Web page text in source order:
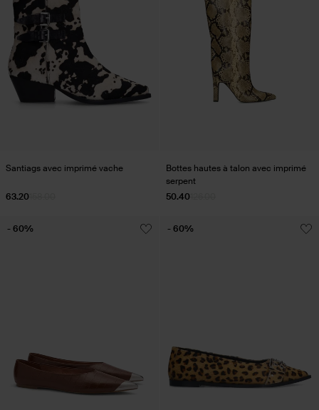
Santiags avec imprimé vache
63.20
Bottes hautes à talon avec imprimé
serpent
50.40
- 60% - 60%